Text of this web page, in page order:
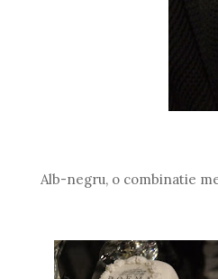
Alb-negru, o combinatie